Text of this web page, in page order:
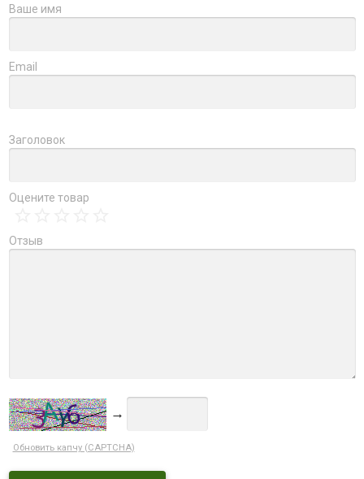
Ваше имя
Email
Заголовок
Оцените товар
Отзыв
→
Обновить капчу (CAPTCHA)